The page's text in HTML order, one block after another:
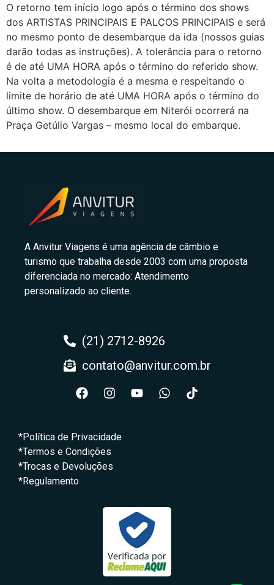
O retorno tem início logo após o término dos shows
dos ARTISTAS PRINCIPAIS E PALCOS PRINCIPAIS e será
no mesmo ponto de desembarque da ida (nossos guias
darão todas as instruções). A tolerância para o retorno
é de até UMA HORA após o término do referido show.
Na volta a metodologia é a mesma e respeitando o
limite de horário de até UMA HORA após o término do
último show. O desembarque em Niterói ocorrerá na
Praça Getúlio Vargas – mesmo local do embarque.
A Anvitur Viagens é uma agência de câmbio e
turismo que trabalha desde 2003 com uma proposta
diferenciada no mercado: Atendimento
personalizado ao cliente.
(21) 2712-8926
contato@anvitur.com.br
*Política de Privacidade
*Termos e Condições
*Trocas e Devoluções
*Regulamento